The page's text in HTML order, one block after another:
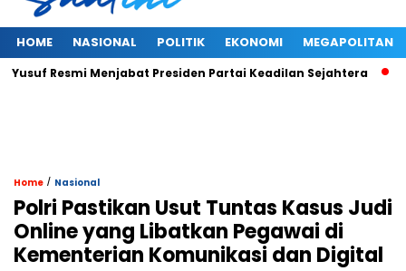
HOME NASIONAL POLITIK EKONOMI MEGAPOLITAN
Resmi Menjabat Presiden Partai Keadilan Sejahtera Di
Home / Nasional
Polri Pastikan Usut Tuntas Kasus Judi
Online yang Libatkan Pegawai di
Kementerian Komunikasi dan Digital